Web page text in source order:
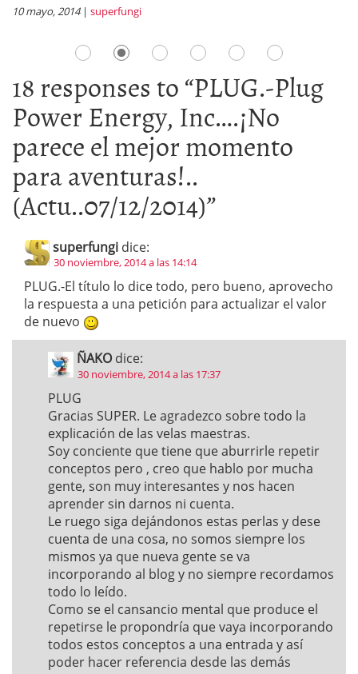
10 mayo, 2014| superfungi
18 responses to “PLUG.-Plug
Power Energy, Inc….¡No
parece el mejor momento
para aventuras!..
(Actu..07/12/2014)”
superfungi dice:
30 noviembre, 2014 a las 14:14
PLUG.-El título lo dice todo, pero bueno, aprovecho
la respuesta a una petición para actualizar el valor
de nuevo
ÑAKO dice:
30 noviembre, 2014 a las 17:37
PLUG
Gracias SUPER. Le agradezco sobre todo la
explicación de las velas maestras.
Soy conciente que tiene que aburrirle repetir
conceptos pero , creo que hablo por mucha
gente, son muy interesantes y nos hacen
aprender sin darnos ni cuenta.
Le ruego siga dejándonos estas perlas y dese
cuenta de una cosa, no somos siempre los
mismos ya que nueva gente se va
incorporando al blog y no siempre recordamos
todo lo leído.
Como se el cansancio mental que produce el
repetirse le propondría que vaya incorporando
todos estos conceptos a una entrada y así
poder hacer referencia desde las demás